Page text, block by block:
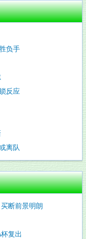
负手
反应
离队
断前景明朗
复出